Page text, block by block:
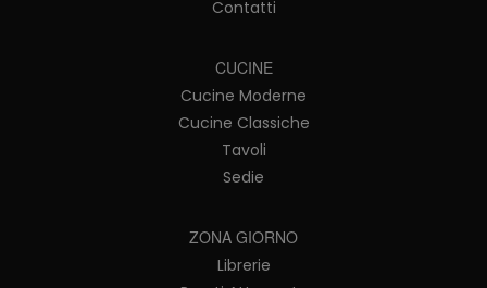
Contatti
CUCINE
Cucine Moderne
Cucine Classiche
Tavoli
Sedie
ZONA GIORNO
Librerie